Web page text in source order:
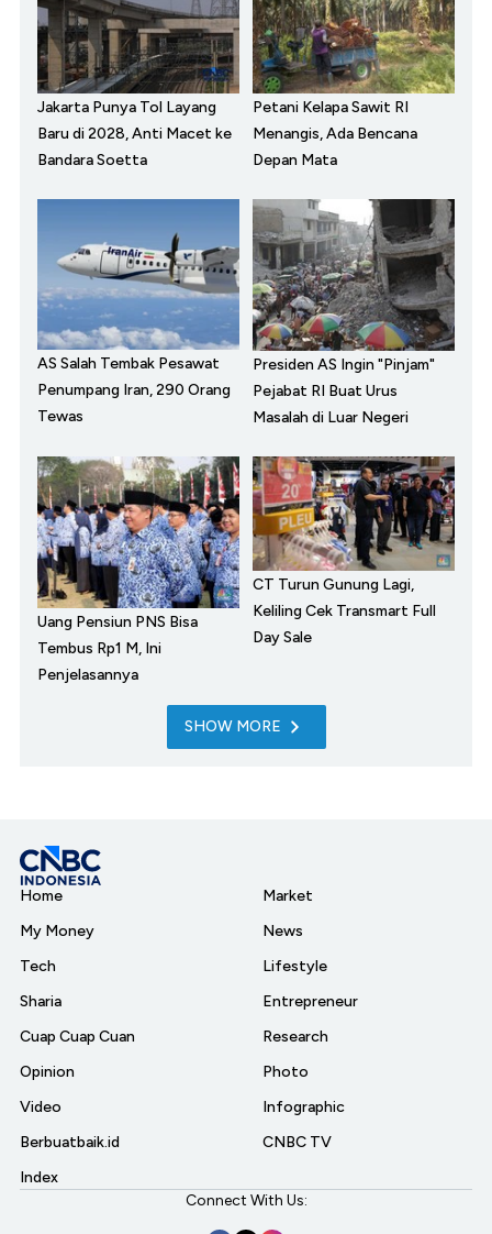
Jakarta Punya Tol Layang
Baru di 2028, Anti Macet ke
Bandara Soetta
Petani Kelapa Sawit RI
Menangis, Ada Bencana
Depan Mata
AS Salah Tembak Pesawat
Penumpang Iran, 290 Orang
Tewas
Presiden AS Ingin "Pinjam"
Pejabat RI Buat Urus
Masalah di Luar Negeri
Uang Pensiun PNS Bisa
Tembus Rp1 M, Ini
Penjelasannya
CT Turun Gunung Lagi,
Keliling Cek Transmart Full
Day Sale
SHOW MORE
Home
My Money
Tech
Sharia
Cuap Cuap Cuan
Opinion
Video
Berbuatbaik.id
Index
Market
News
Lifestyle
Entrepreneur
Research
Photo
Infographic
CNBC TV
Connect With Us: